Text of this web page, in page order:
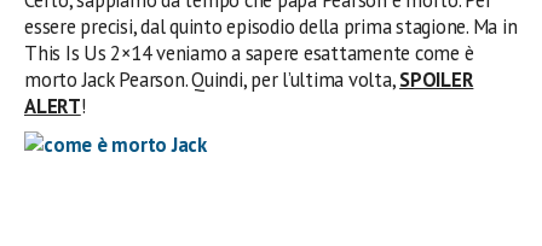
essere precisi, dal quinto episodio della prima stagione. Ma in
This Is Us 2×14 veniamo a sapere esattamente come è
morto Jack Pearson. Quindi, per l’ultima volta,SPOILER
ALERT!